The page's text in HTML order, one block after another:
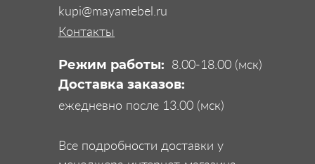
Режим работы:
Доставка заказов:
kupi@mayamebel.ru
Все подробности доставки у
ежедневно после 13.00 (мск)
8.00-18.00 (мск)
Контакты